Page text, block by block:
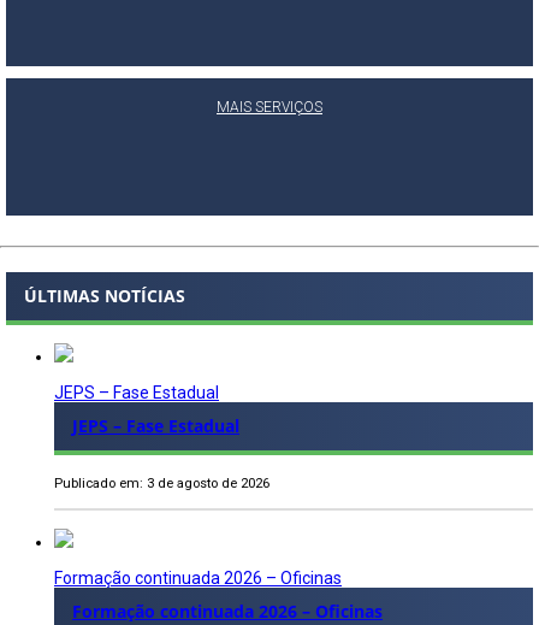
MAIS SERVIÇOS
ÚLTIMAS NOTÍCIAS
JEPS – Fase Estadual
JEPS – Fase Estadual
Publicado em: 3 de agosto de 2026
Formação continuada 2026 – Oficinas
Formação continuada 2026 – Oficinas